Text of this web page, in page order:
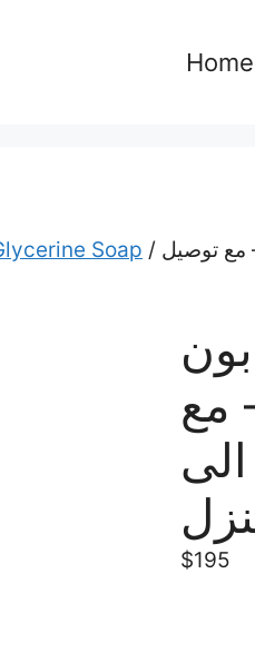
Home
Soap / دورة صناعة صابون الغليسرين – مع توصيل
مع
$195